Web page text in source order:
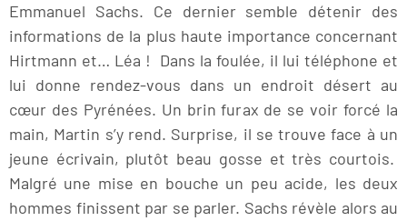
Emmanuel Sachs. Ce dernier semble détenir des
informations de la plus haute importance concernant
Hirtmann et… Léa ! Dans la foulée, il lui téléphone et
lui donne rendez-vous dans un endroit désert au
cœur des Pyrénées. Un brin furax de se voir forcé la
main, Martin s’y rend. Surprise, il se trouve face à un
jeune écrivain, plutôt beau gosse et très courtois.
Malgré une mise en bouche un peu acide, les deux
hommes finissent par se parler. Sachs révèle alors au